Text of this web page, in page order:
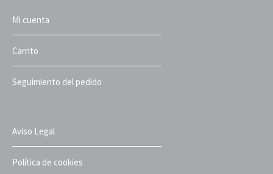
Mi cuenta
Carrito
Seguimiento del pedido
Aviso Legal
Política de cookies